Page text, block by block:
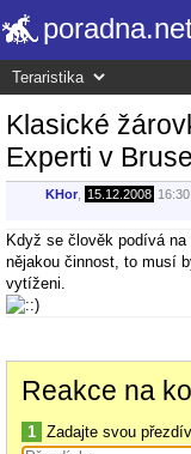
Klasické
Experti v
KHor 15.12.2008 16:30
Když se člověk podívá
nějakou činnost, to musí
vytíženi.
Reakce na
1 Zadajte svou